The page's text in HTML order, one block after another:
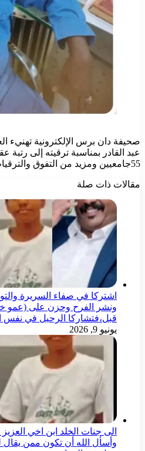
صحيفة دان برس الإلكترونية تهنيء
عبد القادر بمناسبة ترقيته إلى رتبة
55جامعيين ومزيد من التفوق والترقيات.
مقالات ذات صلة
اشتركا في صفاء السريرة
ونشر الفرح وحزن على (عمو
قبل،فتشاركا الرحيل في نفس
يونيو 9, 2026
الى جنات الخلد ابن اخي
وأسأل الله أن تكون ممن يقال